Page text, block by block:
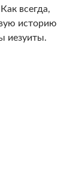
всегда,
историю
иезуиты.